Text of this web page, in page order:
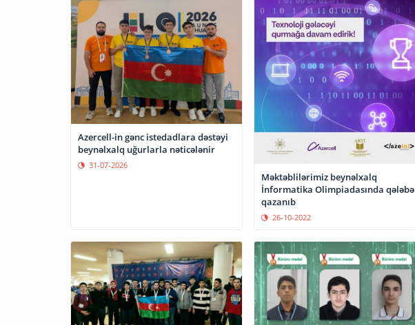
Azercell-in gənc istedadlara dəstəyi
beynəlxalq uğurlarla nəticələnir
31-07-2026
Məktəblilərimiz beynəlxalq
İnformatika Olimpiadasında qələbə
qazanıb
26-10-2022